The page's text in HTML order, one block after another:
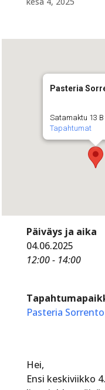
Pasteria
Satamaktu 13 B
Tapahtumat
Päiväys ja aika
04.06.2025
12:00 - 14:00
Pasteria Sorrento
Hei,
Ensi keskiviikko